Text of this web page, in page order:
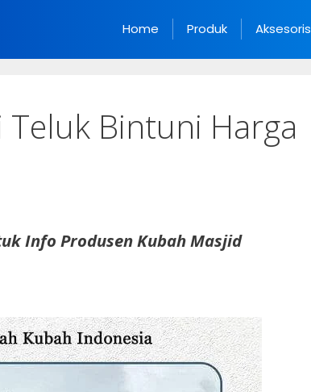
Home Produk Aksesoris
Teluk Bintuni Harga
Info Produsen Kubah Masjid